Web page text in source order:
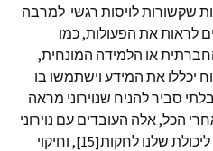
שקשורות לויסות רגשי. למרבה
לראות את הפעולות, כמו
או הלמידה המונחית,
יכללו את המידע וישתמשו בו
בלתי סביר להניח שנוירוני מראה
הכל, אלה העובדים עם נוירוני
מראה מאמינים שהם המפתח ליכולת שלנו לחקות[15], וחיקוי